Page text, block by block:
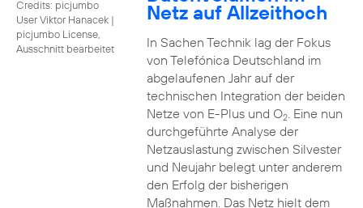
Credits: picjumbo
User Viktor Hanacek |
picjumbo License,
Ausschnitt bearbeitet
Netz auf Allzeithoch
In Sachen Technik lag der Fokus
von Telefónica Deutschland im
abgelaufenen Jahr auf der
technischen Integration der beiden
Netze von E-Plus und O2. Eine nun
durchgeführte Analyse der
Netzauslastung zwischen Silvester
und Neujahr belegt unter anderem
den Erfolg der bisherigen
Maßnahmen. Das Netz hielt dem